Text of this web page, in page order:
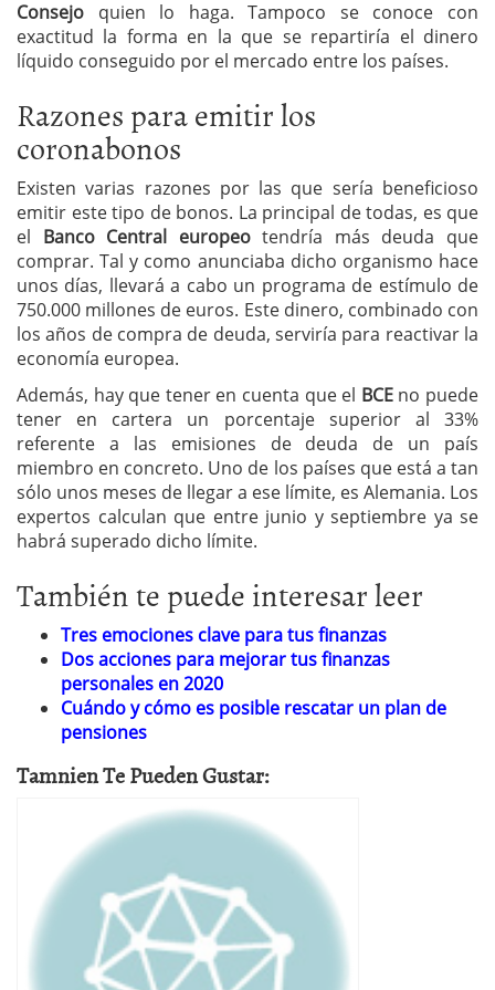
Consejo quien lo haga. Tampoco se conoce con
exactitud la forma en la que se repartiría el dinero
líquido conseguido por el mercado entre los países.
Razones para emitir los
coronabonos
Existen varias razones por las que sería beneficioso
emitir este tipo de bonos. La principal de todas, es que
el Banco Central europeotendría más deuda que
comprar. Tal y como anunciaba dicho organismo hace
unos días, llevará a cabo un programa de estímulo de
750.000 millones de euros. Este dinero, combinado con
los años de compra de deuda, serviría para reactivar la
economía europea.
Además, hay que tener en cuenta que el BCEno puede
tener en cartera un porcentaje superior al 33%
referente a las emisiones de deuda de un país
miembro en concreto. Uno de los países que está a tan
sólo unos meses de llegar a ese límite, es Alemania. Los
expertos calculan que entre junio y septiembre ya se
habrá superado dicho límite.
También te puede interesar leer
Tres emociones clave para tus finanzas
Dos acciones para mejorar tus finanzas
personales en 2020
Cuándo y cómo es posible rescatar un plan de
pensiones
Tamnien Te Pueden Gustar: